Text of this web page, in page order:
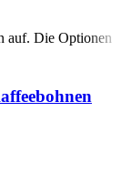
auf. Die Optionen